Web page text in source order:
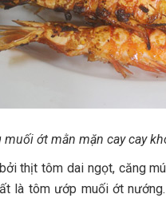
muối ớt mằn mặn cay cay
thịt tôm dai ngọt, căng
là tôm ướp muối ớt